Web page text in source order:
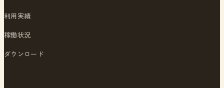
利用実績
稼働状況
ダウンロード